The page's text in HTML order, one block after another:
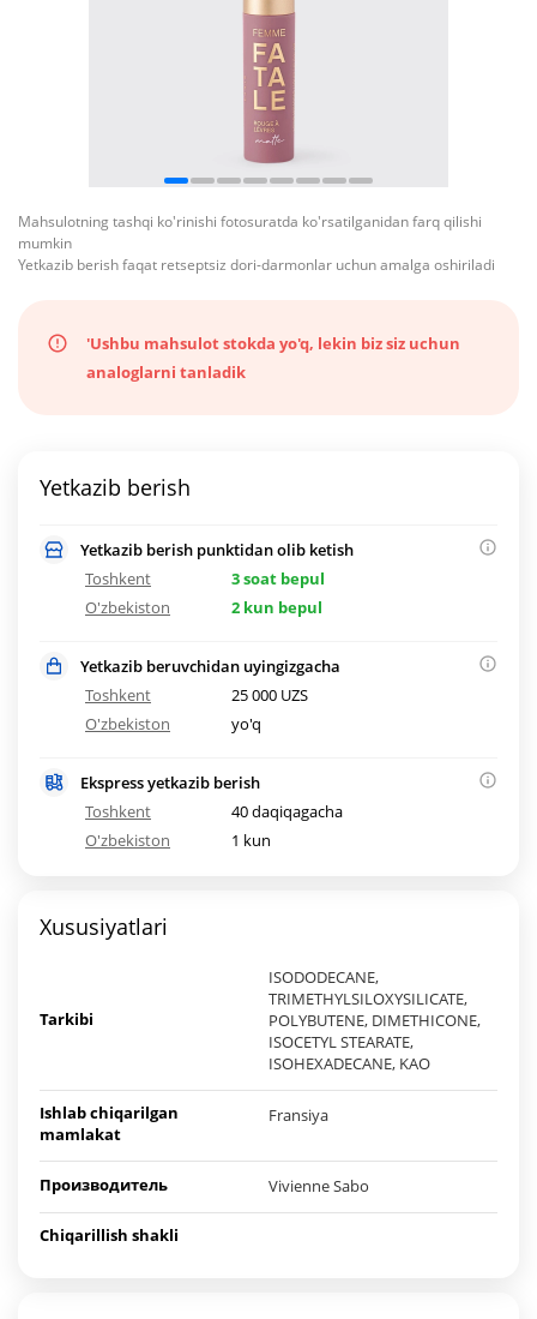
Mahsulotning tashqi ko'rinishi fotosuratda ko'rsatilganidan farq qilishi
mumkin
Yetkazib berish faqat retseptsiz dori-darmonlar uchun amalga oshiriladi
'Ushbu mahsulot stokda yo'q, lekin biz siz uchun
analoglarni tanladik
Yetkazib berish
Yetkazib berish punktidan olib ketish
Toshkent
3 soat bepul
O'zbekiston
2 kun bepul
Yetkazib beruvchidan uyingizgacha
Toshkent
25 000 UZS
O'zbekiston
yo'q
Ekspress yetkazib berish
Toshkent
40 daqiqagacha
O'zbekiston
1 kun
Xususiyatlari
Tarkibi
ISODODECANE,
TRIMETHYLSILOXYSILICATE,
POLYBUTENE, DIMETHICONE,
ISOCETYL STEARATE,
ISOHEXADECANE, KAO
Ishlab chiqarilgan
mamlakat
Fransiya
Производитель Vivienne Sabo
Chiqarillish shakli